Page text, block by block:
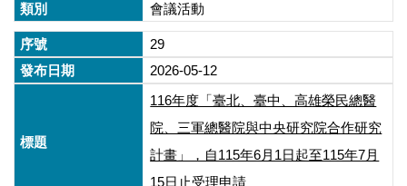
會議活動
29
2026-05-12
116年度「臺北、臺中、高雄榮民總醫
院、三軍總醫院與中央研究院合作研究
計畫」，自115年6月1日起至115年7月
15日止受理申請